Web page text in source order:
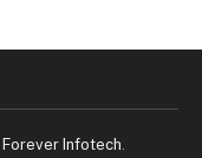
Forever Infotech